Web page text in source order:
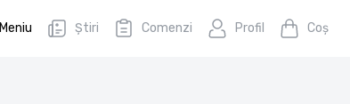
Meniu Știri Comenzi Profil Coş